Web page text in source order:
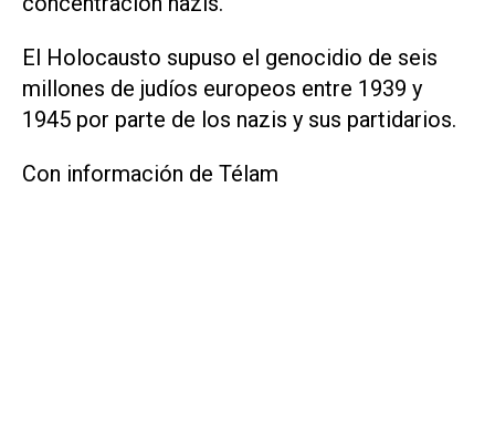
El Holocausto supuso el genocidio de seis
millones de judíos europeos entre 1939 y
1945 por parte de los nazis y sus partidarios.
Con información de Télam